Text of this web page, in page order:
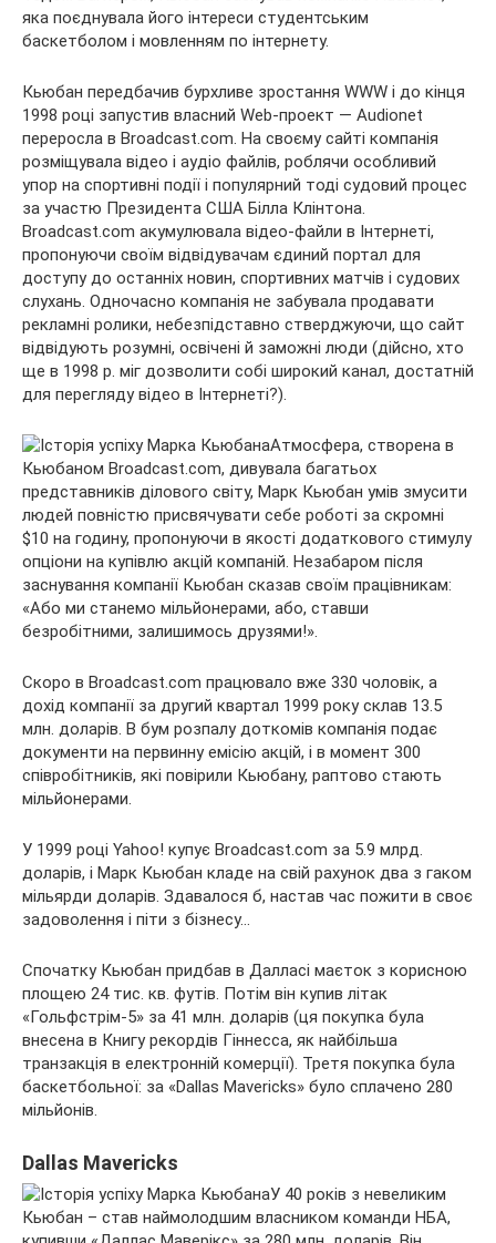
яка поєднувала його інтереси студентським
баскетболом і мовленням по інтернету.
Кьюбан передбачив бурхливе зростання WWW і до кінця
1998 році запустив власний Web-проект — Audionet
переросла в Broadcast.com. На своєму сайті компанія
розміщувала відео і аудіо файлів, роблячи особливий
упор на спортивні події і популярний тоді судовий процес
за участю Президента США Білла Клінтона.
Broadcast.com акумулювала відео-файли в Інтернеті,
пропонуючи своїм відвідувачам єдиний портал для
доступу до останніх новин, спортивних матчів і судових
слухань. Одночасно компанія не забувала продавати
рекламні ролики, небезпідставно стверджуючи, що сайт
відвідують розумні, освічені й заможні люди (дійсно, хто
ще в 1998 р. міг дозволити собі широкий канал, достатній
для перегляду відео в Інтернеті?).
Атмосфера, створена в
Кьюбаном Broadcast.com, дивувала багатьох
представників ділового світу, Марк Кьюбан умів змусити
людей повністю присвячувати себе роботі за скромні
$10 на годину, пропонуючи в якості додаткового стимулу
опціони на купівлю акцій компаній. Незабаром після
заснування компанії Кьюбан сказав своїм працівникам:
«Або ми станемо мільйонерами, або, ставши
безробітними, залишимось друзями!».
Скоро в Broadcast.com працювало вже 330 чоловік, а
дохід компанії за другий квартал 1999 року склав 13.5
млн. доларів. В бум розпалу доткомів компанія подає
документи на первинну емісію акцій, і в момент 300
співробітників, які повірили Кьюбану, раптово стають
мільйонерами.
У 1999 році Yahoo! купує Broadcast.com за 5.9 млрд.
доларів, і Марк Кьюбан кладе на свій рахунок два з гаком
мільярди доларів. Здавалося б, настав час пожити в своє
задоволення і піти з бізнесу…
Спочатку Кьюбан придбав в Далласі маєток з корисною
площею 24 тис. кв. футів. Потім він купив літак
«Гольфстрім-5» за 41 млн. доларів (ця покупка була
внесена в Книгу рекордів Гіннесса, як найбільша
транзакція в електронній комерції). Третя покупка була
баскетбольної: за «Dallas Mavericks» було сплачено 280
мільйонів.
Dallas Mavericks
У 40 років з невеликим
Кьюбан – став наймолодшим власником команди НБА,